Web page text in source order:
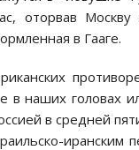
оторвав Москву
в Гааге.
наших головах
в средней
иранским